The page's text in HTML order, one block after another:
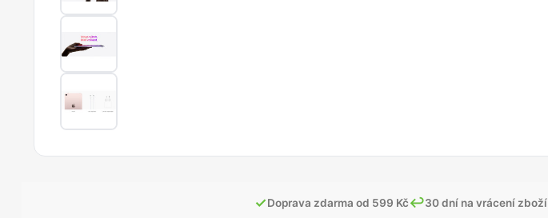
✓Doprava zdarma od 599 Kč↩30 dní na vrácení zboží